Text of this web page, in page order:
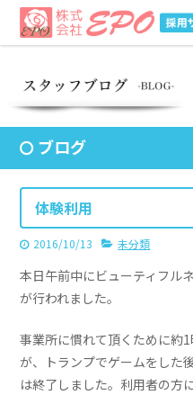
ブログ
体験利用
2016/10/13 未分類
本日午前中にビューティフル
が行われました。
事業所に慣れて頂くために約
が、トランプでゲームをした
は終了しました。利用者の方